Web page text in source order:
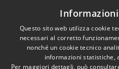
Piano di miglioramento
Questo sito web utilizza cookie
necessari al corretto
nonché un cookie tecnico
informazioni statistiche,
Per maggiori dettagli, può